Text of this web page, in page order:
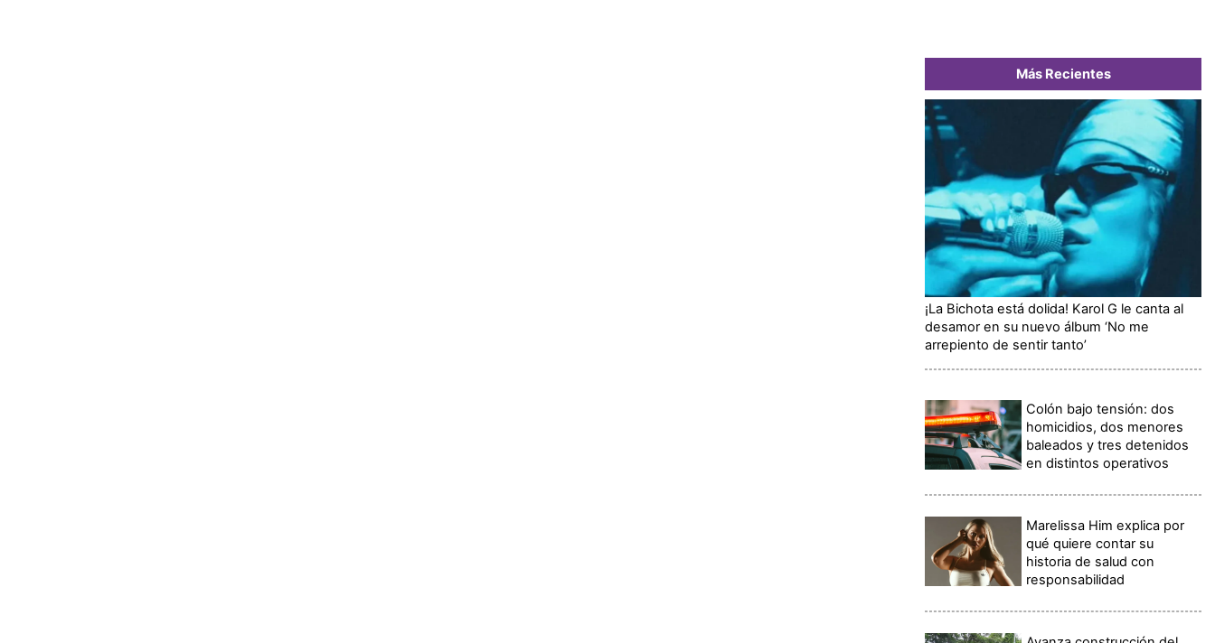
Más Recientes
¡La Bichota está dolida! Karol G le canta al
desamor en su nuevo álbum ‘No me
arrepiento de sentir tanto’
Colón bajo tensión: dos
homicidios, dos menores
baleados y tres detenidos
en distintos operativos
Marelissa Him explica por
qué quiere contar su
historia de salud con
responsabilidad